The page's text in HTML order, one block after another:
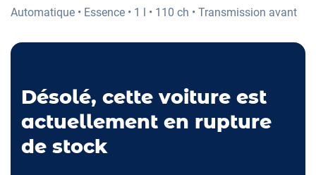
Automatique • Essence • 1 l • 110 ch • Transmission avant
Désolé, cette voiture est
actuellement en rupture
de stock